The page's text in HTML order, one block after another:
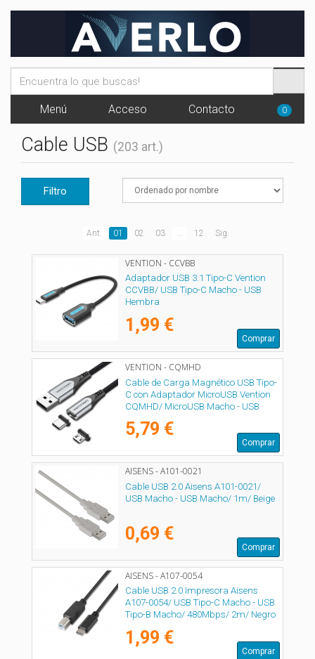
Menú Acceso Contacto 0
Cable USB (203 art.)
Filtro
Ant. 01 02 03 12 Sig.
VENTION - CCVBB
Adaptador USB 3.1 Tipo-C Vention
CCVBB/ USB Tipo-C Macho - USB
Hembra
1,99 €
Comprar
VENTION - CQMHD
Cable de Carga Magnético USB Tipo-
C con Adaptador MicroUSB Vention
CQMHD/ MicroUSB Macho - USB
60W/ 480Mbps/ 50cm/ Gris
5,79 €
Comprar
AISENS - A101-0021
Cable USB 2.0 Aisens A101-0021/
USB Macho - USB Macho/ 1m/ Beige
0,69 €
Comprar
AISENS - A107-0054
Cable USB 2.0 Impresora Aisens
A107-0054/ USB Tipo-C Macho - USB
Tipo-B Macho/ 480Mbps/ 2m/ Negro
1,99 €
Comprar